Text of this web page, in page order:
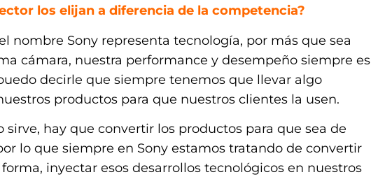
los elijan a diferencia de la competencia?
nombre Sony representa tecnología, por más que sea
cámara, nuestra performance y desempeño siempre es
decirle que siempre tenemos que llevar algo
productos para que nuestros clientes la usen.
sirve, hay que convertir los productos para que sea de
lo que siempre en Sony estamos tratando de convertir
inyectar esos desarrollos tecnológicos en nuestros